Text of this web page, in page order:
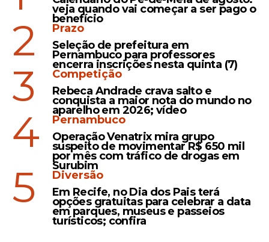
veja quando vai começar a ser pago o
benefício
2
Prazo
Seleção de prefeitura em
Pernambuco para professores
encerra inscrições nesta quinta (7)
3
Competição
Rebeca Andrade crava salto e
conquista a maior nota do mundo no
aparelho em 2026; vídeo
4
Pernambuco
Operação Venatrix mira grupo
suspeito de movimentar R$ 650 mil
por mês com tráfico de drogas em
Surubim
5
Diversão
Em Recife, no Dia dos Pais terá
opções gratuitas para celebrar a data
em parques, museus e passeios
turísticos; confira